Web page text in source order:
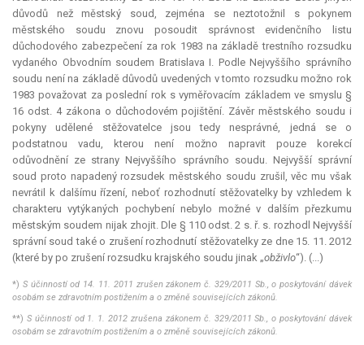
důvodů než městský soud, zejména se neztotožnil s pokynem
městského soudu znovu posoudit správnost evidenčního listu
důchodového zabezpečení za rok 1983 na základě trestního rozsudku
vydaného Obvodním soudem Bratislava I. Podle Nejvyššího správního
soudu není na základě důvodů uvedených v tomto rozsudku možno rok
1983 považovat za poslední rok s vyměřovacím základem ve smyslu §
16 odst. 4 zákona o důchodovém pojištění. Závěr městského soudu i
pokyny udělené stěžovatelce jsou tedy nesprávné, jedná se o
podstatnou vadu, kterou není možno napravit pouze korekcí
odůvodnění ze strany Nejvyššího správního soudu. Nejvyšší správní
soud proto napadený rozsudek městského soudu zrušil, věc mu však
nevrátil k dalšímu řízení, neboť rozhodnutí stěžovatelky by vzhledem k
charakteru vytýkaných pochybení nebylo možné v dalším přezkumu
městským soudem nijak zhojit. Dle § 110 odst. 2 s. ř. s. rozhodl Nejvyšší
správní soud také o zrušení rozhodnutí stěžovatelky ze dne 15. 11. 2012
(které by po zrušení rozsudku krajského soudu jinak „obživlo“). (...)
*) S účinností od 14. 11. 2011 zrušen zákonem č. 329/2011 Sb., o poskytování dávek
osobám se zdravotním postižením a o změně souvisejících zákonů.
**) S účinností od 1. 1. 2012 zrušena zákonem č. 329/2011 Sb., o poskytování dávek
osobám se zdravotním postižením a o změně souvisejících zákonů.